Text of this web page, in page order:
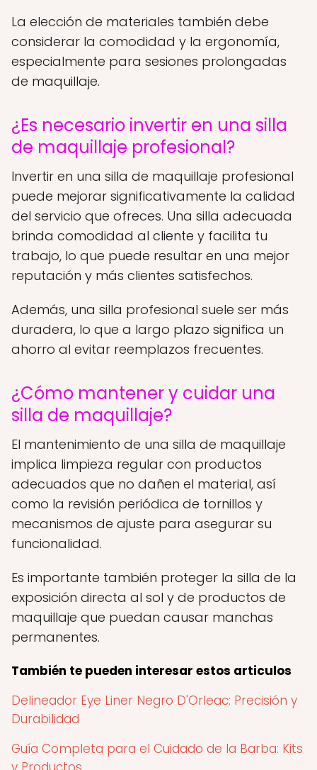
La elección de materiales también debe
considerar la comodidad y la ergonomía,
especialmente para sesiones prolongadas
de maquillaje.
¿Es necesario invertir en una silla
de maquillaje profesional?
Invertir en una silla de maquillaje profesional
puede mejorar significativamente la calidad
del servicio que ofreces. Una silla adecuada
brinda comodidad al cliente y facilita tu
trabajo, lo que puede resultar en una mejor
reputación y más clientes satisfechos.
Además, una silla profesional suele ser más
duradera, lo que a largo plazo significa un
ahorro al evitar reemplazos frecuentes.
¿Cómo mantener y cuidar una
silla de maquillaje?
El mantenimiento de una silla de maquillaje
implica limpieza regular con productos
adecuados que no dañen el material, así
como la revisión periódica de tornillos y
mecanismos de ajuste para asegurar su
funcionalidad.
Es importante también proteger la silla de la
exposición directa al sol y de productos de
maquillaje que puedan causar manchas
permanentes.
También te pueden interesar estos articulos
Delineador Eye Liner Negro D'Orleac: Precisión y
Durabilidad
Guía Completa para el Cuidado de la Barba: Kits